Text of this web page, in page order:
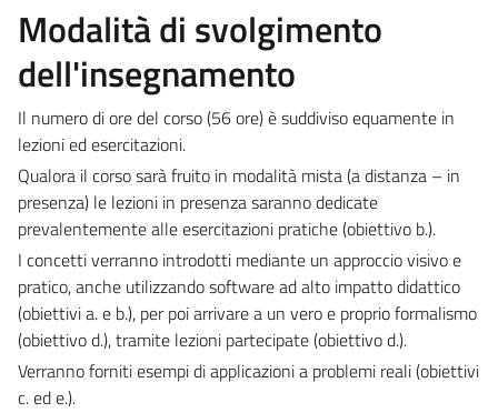
Modalità di svolgimento
dell'insegnamento
Il numero di ore del corso (56 ore) è suddiviso equamente in
lezioni ed esercitazioni.
Qualora il corso sarà fruito in modalità mista (a distanza – in
presenza) le lezioni in presenza saranno dedicate
prevalentemente alle esercitazioni pratiche (obiettivo b.).
I concetti verranno introdotti mediante un approccio visivo e
pratico, anche utilizzando software ad alto impatto didattico
(obiettivi a. e b.), per poi arrivare a un vero e proprio formalismo
(obiettivo d.), tramite lezioni partecipate (obiettivo d.).
Verranno forniti esempi di applicazioni a problemi reali (obiettivi
c. ed e.).